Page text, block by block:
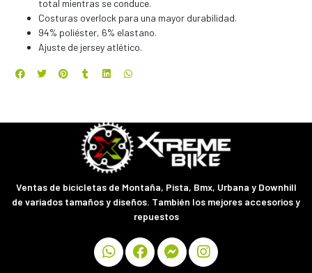
total mientras se conduce.
Costuras overlock para una mayor durabilidad.
94% poliéster, 6% elastano.
Ajuste de jersey atlético.
Ventas de bicicletas de Montaña, Pista, Bmx, Urbana y Downhill
de variados tamaños y diseños. También los mejores accesorios y
repuestos